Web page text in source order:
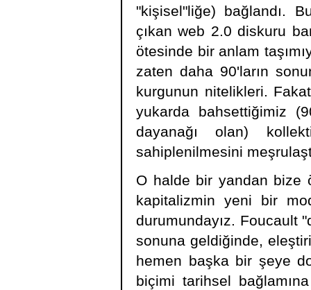
"kişisel"liğe) bağlandı.
çıkan web 2.0 diskuru
ötesinde bir anlam
zaten daha 90'ların
kurgunun nitelikleri.
yukarda bahsettiğimiz
dayanağı olan)
sahiplenilmesini
O halde bir yandan bize
kapitalizmin yeni bir
durumundayız. Foucault
sonuna geldiğinde,
hemen başka bir şeye
biçimi tarihsel